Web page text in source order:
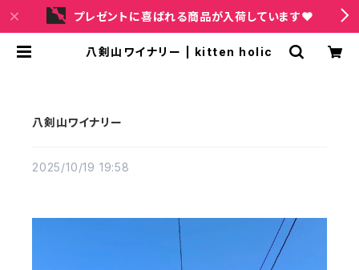
プレゼントに喜ばれる商品が入荷しています❤
八剣山ワイナリー | kitten holic
八剣山ワイナリー
2025/10/19 19:58